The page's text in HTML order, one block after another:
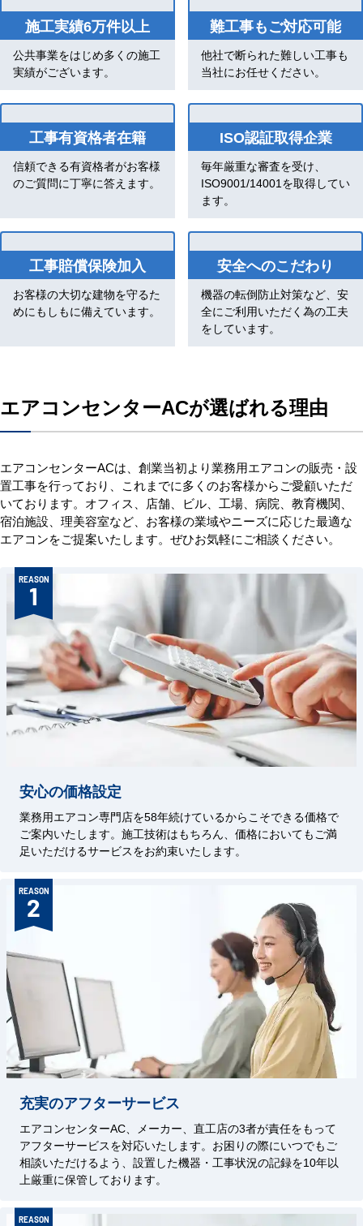
施工実績6万件以上
公共事業をはじめ多くの施工
実績がございます。
難工事もご対応可能
他社で断られた難しい工事も
当社にお任せください。
工事有資格者在籍
信頼できる有資格者がお客様
のご質問に丁寧に答えます。
ISO認証取得企業
毎年厳重な審査を受け、
ISO9001/14001を取得してい
ます。
工事賠償保険加入
お客様の大切な建物を守るた
めにもしもに備えています。
安全へのこだわり
機器の転倒防止対策など、安
全にご利用いただく為の工夫
をしています。
エアコンセンターACが選ばれる理由
エアコンセンターACは、創業当初より業務用エアコンの販売・設
置工事を行っており、これまでに多くのお客様からご愛顧いただ
いております。オフィス、店舗、ビル、工場、病院、教育機関、
宿泊施設、理美容室など、お客様の業域やニーズに応じた最適な
エアコンをご提案いたします。ぜひお気軽にご相談ください。
REASON
1
安心の価格設定
業務用エアコン専門店を58年続けているからこそできる価格で
ご案内いたします。施工技術はもちろん、価格においてもご満
足いただけるサービスをお約束いたします。
REASON
2
充実のアフターサービス
エアコンセンターAC、メーカー、直工店の3者が責任をもって
アフターサービスを対応いたします。お困りの際にいつでもご
相談いただけるよう、設置した機器・工事状況の記録を10年以
上厳重に保管しております。
REASON